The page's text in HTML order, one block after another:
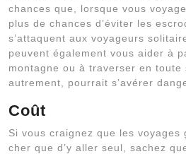
chances que, lorsque vous
plus de chances d’éviter les
s’attaquent aux voyageurs
peuvent également vous aider à
montagne ou à traverser en
autrement, pourrait s’avérer
Coût
Si vous craignez que les voyages
cher que d’y aller seul, sachez